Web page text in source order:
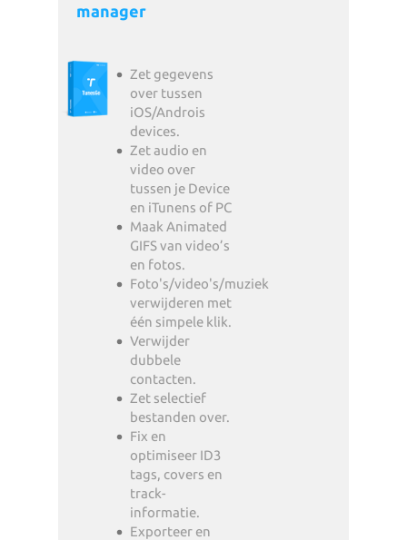
manager
Zet gegevens
over tussen
iOS/Androis
devices.
Zet audio en
video over
tussen je Device
en iTunens of PC
Maak Animated
GIFS van video’s
en fotos.
Foto's/video's/muziek
verwijderen met
één simpele klik.
Verwijder
dubbele
contacten.
Zet selectief
bestanden over.
Fix en
optimiseer ID3
tags, covers en
track-
informatie.
Exporteer en